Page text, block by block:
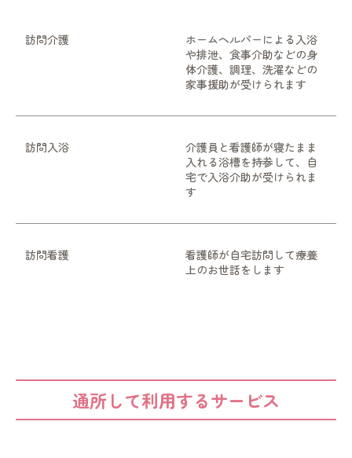
訪問介護
ホームヘルパーによる入浴
や排泄、食事介助などの身
体介護、調理、洗濯などの
家事援助が受けられます
訪問入浴
介護員と看護師が寝たまま
入れる浴槽を持参して、自
宅で入浴介助が受けられま
す
訪問看護
看護師が自宅訪問して療養
上のお世話をします
通所して利用するサービス